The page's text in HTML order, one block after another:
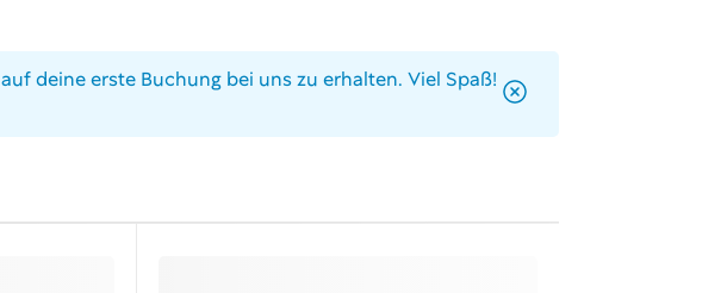
auf deine erste Buchung bei uns zu erhalten. Viel Spaß!